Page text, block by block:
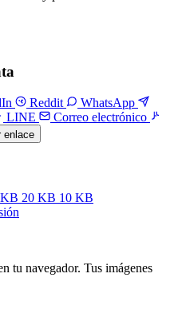
Reddit
WhatsApp
LINE
Correo electrónico
enlace
20 KB 10 KB
tu navegador. Tus imágenes